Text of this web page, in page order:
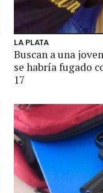
LA PLATA
Buscan a una
se habría fugado
17